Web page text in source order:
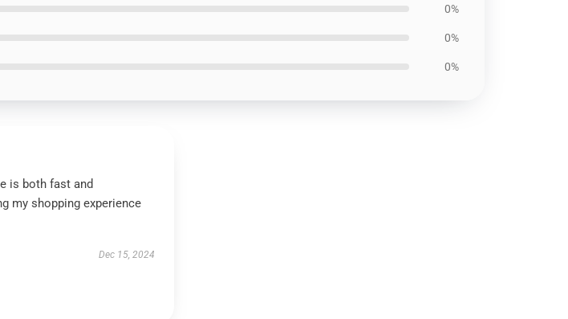
0%
0%
0%
is both fast and
my shopping experience
Dec 15, 2024